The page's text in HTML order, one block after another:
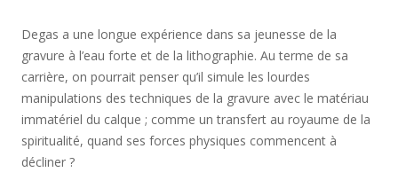
Degas a une longue expérience dans sa jeunesse de la
gravure à l’eau forte et de la lithographie. Au terme de sa
carrière, on pourrait penser qu’il simule les lourdes
manipulations des techniques de la gravure avec le matériau
immatériel du calque ; comme un transfert au royaume de la
spiritualité, quand ses forces physiques commencent à
décliner ?